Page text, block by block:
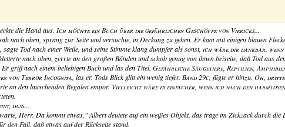
die Hand aus. Ich möchte ein Buch über die gefährlichen Geschöpfe von Viericks...
nach oben, sprang zur Seite und versuchte, in Deckung zu gehen. Er kam mit einigen blauen
, sagte Tod nach einer Weile, und seine Stimme klang dumpfer als sonst, ich wäre dir dankbar,
nach oben, zerrte an den großen Bänden und schob genug von ihnen beiseite, daß Tod aus
Er griff nach einem beliebigen Buch und las den Titel. Gefährliche Säugetiere, Reptilien,
von Terror Incognita , las er. Tods Blick glitt ein wenig tiefer. Band 29c , fügte er hinzu. Oh,
an den lauschenden Regalen empor. Vielleicht wäre es einfacher, wenn ich nach den
dass...
Herr. Da kommt etwas." Albert deutete auf ein weißes Objekt, das träge im Zickzack durch
den Fall, daß etwas auf der Rückseite stand.